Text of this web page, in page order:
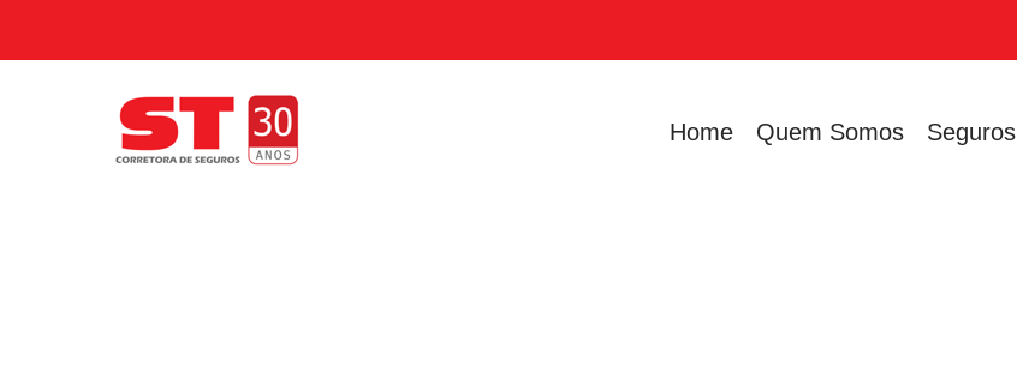
Home Quem Somos Seguros